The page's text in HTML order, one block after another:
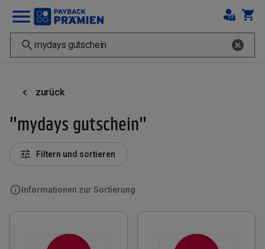
zurück
"mydays gutschein"
Informationen zur Sortierung
Filtern und sortieren